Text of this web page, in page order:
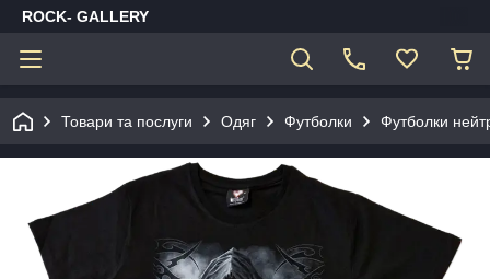
ROCK- GALLERY
Товари та послуги Одяг Футболки Футболки